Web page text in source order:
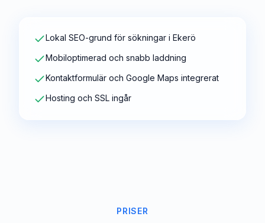
Lokal SEO-grund för sökningar i Ekerö
Mobiloptimerad och snabb laddning
Kontaktformulär och Google Maps integrerat
Hosting och SSL ingår
PRISER